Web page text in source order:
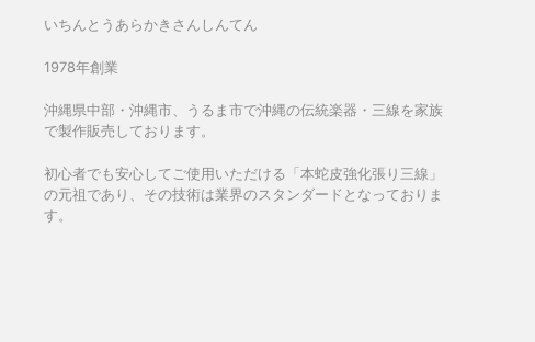
いちんとうあらかきさんしんてん
1978年創業
沖縄県中部・沖縄市、うるま市で沖縄の伝統楽器・三線を家族
で製作販売しております。
初心者でも安心してご使用いただける「本蛇皮強化張り三線」
の元祖であり、その技術は業界のスタンダードとなっておりま
す。